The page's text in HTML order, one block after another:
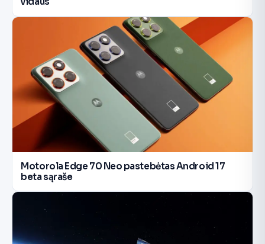
Motorola Edge 70 Neo pastebėtas Android 17
beta sąraše